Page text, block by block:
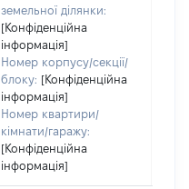
земельної ділянки:
[Конфіденційна
інформація]
Номер корпусу/секції/
блоку: [Конфіденційна
інформація]
Номер квартири/
кімнати/гаражу:
[Конфіденційна
інформація]